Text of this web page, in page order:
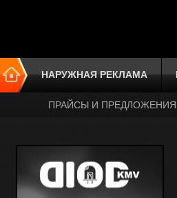
НАРУЖНАЯ РЕКЛАМА
ПРАЙСЫ И ПРЕДЛОЖЕНИЯ